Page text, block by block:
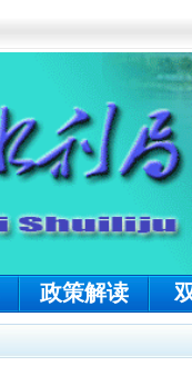
政策解读